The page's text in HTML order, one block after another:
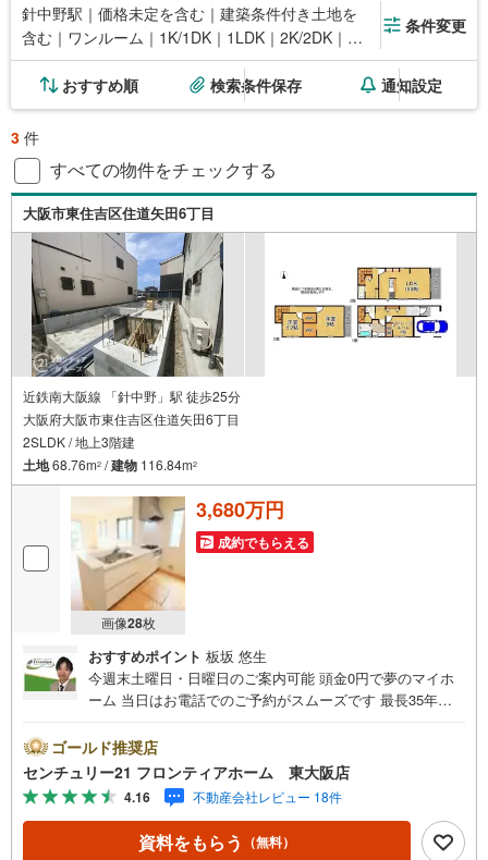
針中野駅｜価格未定を含む｜建築条件付き土地を
含む｜ワンルーム｜1K/1DK｜1LDK｜2K/2DK｜
2LDK
条件変更
おすすめ順 検索条件保存 通知設定
3 件
すべての物件をチェックする
大阪市東住吉区住道矢田6丁目
近鉄南大阪線 「針中野」駅 徒歩25分
大阪府大阪市東住吉区住道矢田6丁目
2SLDK / 地上3階建
土地68.76m2 /建物 116.84m2
画像28枚
3,680万円
成約でもらえる
おすすめポイント 板坂 悠生
今週末土曜日・日曜日のご案内可能 頭金0円で夢のマイホ
ーム 当日はお電話でのご予約がスムーズです 最長35年の
瓜破駅」歩12分（910m）・近鉄南大阪線「矢田駅」歩15分
（1190m）・矢田東小学校歩12分（950m）・矢田中学校歩
10分（750m） 特徴・住宅性能評価5分野7項目で最も高い
等級取得を標準化！最長35年の定期点検・長期保証で安
心・LDK16帖/スーパー徒歩1分/WIC2か所/用途多彩な5帖の
納戸あり 弊社が選ばれる理由 1.お金の扱い方のプロ、ファ
ゴールド推奨店
センチュリー21 フロンティアホーム 東大阪店
4.16 不動産会社レビュー 18件
資料をもらう （無料）